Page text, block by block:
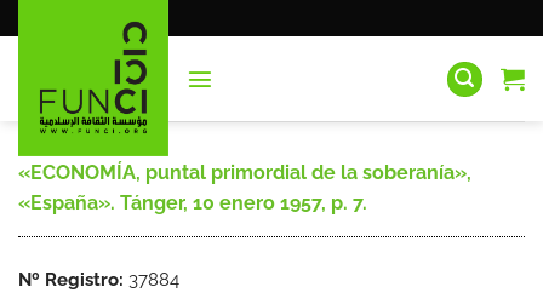
al
«ECONOMÍA, puntal primordial de la soberanía»,
«España». Tánger, 10 enero 1957, p. 7.
Nº Registro: 37884